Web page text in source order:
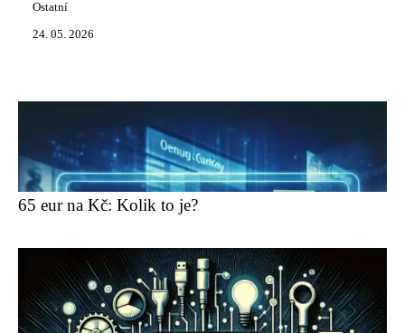
Ostatní
24. 05. 2026
65 eur na Kč: Kolik to je?